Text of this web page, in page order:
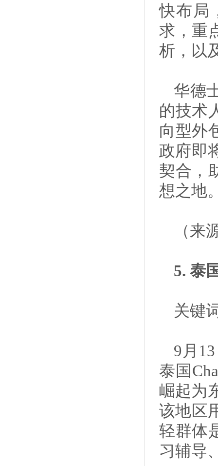
快布局
求，重
析，以
华德
的技术
向型外
政府即
契合，
想之地
（来
5. 泰
关键
9月
泰国
崛起为
该地区
轻群体
习辅导